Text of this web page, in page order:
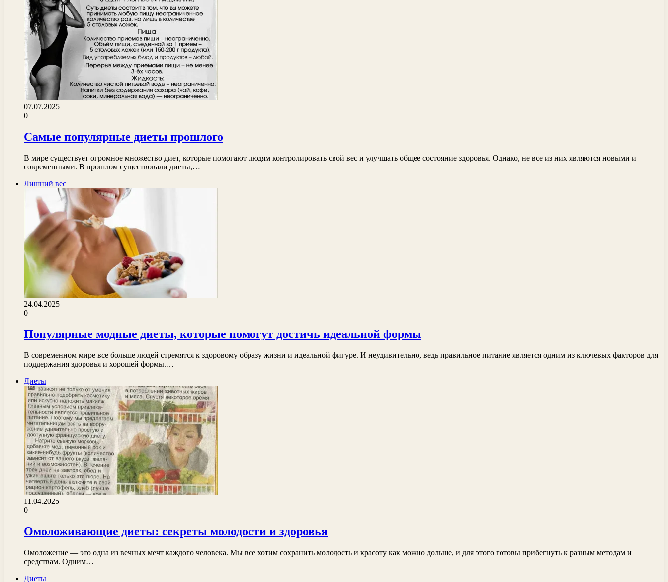
07.07.2025
0
Самые популярные диеты прошлого
В мире существует огромное множество диет, которые помогают людям контролировать свой вес и улучшать общее состояние здоровья. Однако, не все из них являются новыми и
современными. В прошлом существовали диеты,…
Лишний вес
24.04.2025
0
Популярные модные диеты, которые помогут достичь идеальной формы
В современном мире все больше людей стремятся к здоровому образу жизни и идеальной фигуре. И неудивительно, ведь правильное питание является одним из ключевых факторов для
поддержания здоровья и хорошей формы.…
Диеты
11.04.2025
0
Омоложивающие диеты: секреты молодости и здоровья
Омоложение — это одна из вечных мечт каждого человека. Мы все хотим сохранить молодость и красоту как можно дольше, и для этого готовы прибегнуть к разным методам и
средствам. Одним…
Диеты